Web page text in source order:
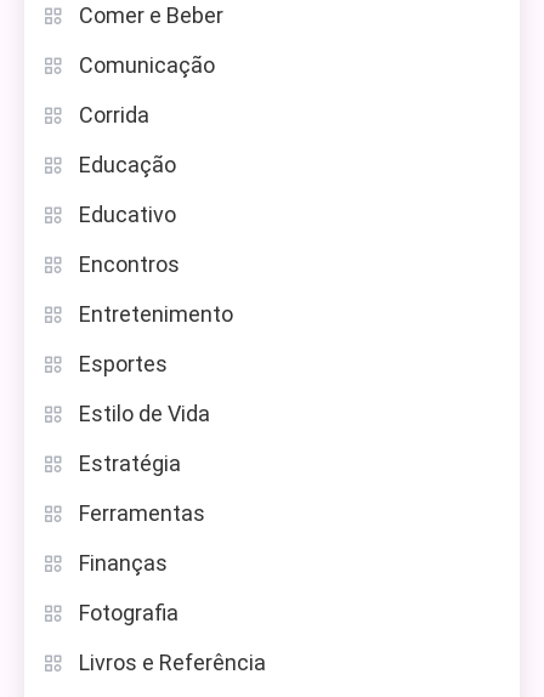
Comer e Beber
Comunicação
Corrida
Educação
Educativo
Encontros
Entretenimento
Esportes
Estilo de Vida
Estratégia
Ferramentas
Finanças
Fotografia
Livros e Referência